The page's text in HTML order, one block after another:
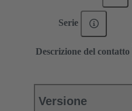
Serie
Descrizione del contatto
Versione